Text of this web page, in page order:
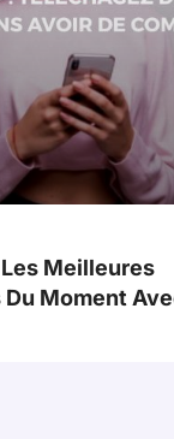
Meilleures
Moment